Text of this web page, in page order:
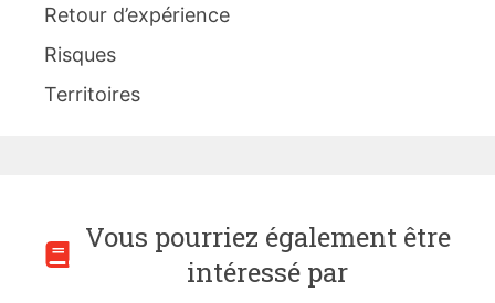
Retour d’expérience
Risques
Territoires
Vous pourriez également être
intéressé par